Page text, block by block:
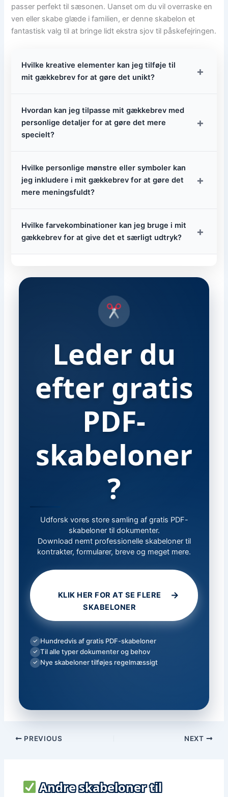
passer perfekt til sæsonen. Uanset om du vil overraske en
ven eller skabe glæde i familien, er denne skabelon et
fantastisk valg til at bringe lidt ekstra sjov til påskefejringen.
Hvilke kreative elementer kan jeg tilføje til
mit gækkebrev for at gøre det unikt?
+
Hvordan kan jeg tilpasse mit gækkebrev med
personlige detaljer for at gøre det mere
specielt?
+
Hvilke personlige mønstre eller symboler kan
jeg inkludere i mit gækkebrev for at gøre det
mere meningsfuldt?
+
Hvilke farvekombinationer kan jeg bruge i mit
gækkebrev for at give det et særligt udtryk?
+
Leder du
efter gratis
PDF-
skabeloner
?
Udforsk vores store samling af gratis PDF-
skabeloner til dokumenter.
Download nemt professionelle skabeloner til
kontrakter, formularer, breve og meget mere.
KLIK HER FOR AT SE FLERE
SKABELONER
→
✓ Hundredvis af gratis PDF-skabeloner
✓ Til alle typer dokumenter og behov
✓ Nye skabeloner tilføjes regelmæssigt
PREVIOUS NEXT
Andre skabeloner til